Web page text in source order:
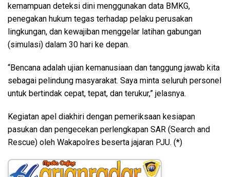
kemampuan deteksi dini menggunakan data BMKG,
penegakan hukum tegas terhadap pelaku perusakan
lingkungan, dan kewajiban menggelar latihan gabungan
(simulasi) dalam 30 hari ke depan.
“Bencana adalah ujian kemanusiaan dan tanggung jawab kita
sebagai pelindung masyarakat. Saya minta seluruh personel
untuk bertindak cepat, tepat, dan terukur,” jelasnya.
Kegiatan apel diakhiri dengan pemeriksaan kesiapan
pasukan dan pengecekan perlengkapan SAR (Search and
Rescue) oleh Wakapolres beserta jajaran PJU. (*)